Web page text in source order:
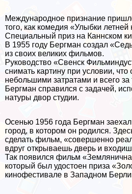
Международное признание
того, как комедия «Улыбки
Специальный приз на Каннском
В 1955 году Бергман создал
из своих великих фильмов.
Руководство «Свенск
снимать картину при условии, что
небольшими затратами и всего за
Бергман справился с задачей,
натуры двор студии.
Осенью 1956 года Бергман
город, в котором он родился.
сделать фильм, «совершенно
вдруг открываешь дверь и
Так появился фильм
который был удостоен приза
кинофестивале в Западном